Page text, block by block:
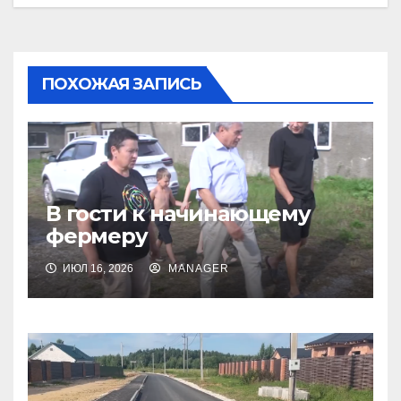
ПОХОЖАЯ ЗАПИСЬ
В гости к начинающему
фермеру
ИЮЛ 16, 2026 MANAGER